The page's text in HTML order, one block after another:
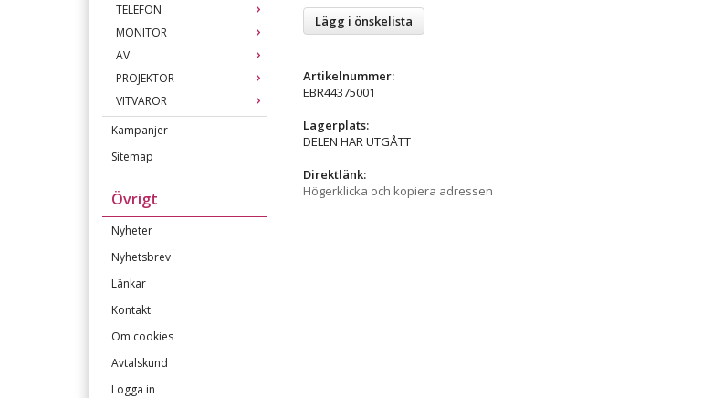
TELEFON
MONITOR
AV
PROJEKTOR
VITVAROR
Kampanjer
Sitemap
Övrigt
Nyheter
Nyhetsbrev
Länkar
Kontakt
Om cookies
Avtalskund
Logga in
Lägg i önskelista
Artikelnummer:
EBR44375001
Lagerplats:
DELEN HAR UTGÅTT
Direktlänk:
Högerklicka och kopiera adressen